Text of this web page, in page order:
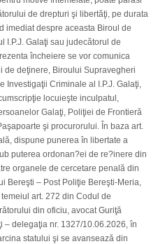
de drepturi şi libertăţi, pe durata
imediat despre aceasta Biroul de
I.P.J. Galaţi sau judecătorul de
încheiere se vor comunica
deţinere, Biroului Supravegheri
Investigaţii Criminale al I.P.J. Galaţi,
locuieşte inculpatul,
Galaţi, Poliţiei de Frontieră
şi procurorului. În baza art.
dispune punerea în libertate a
puterea ordonan?ei de re?inere din
organele de cercetare penală din
Bereşti – Post Poliţie Bereşti-Meria,
art. 272 din Codul de
din oficiu, avocat Guriţă
delegaţia nr. 1327/10.06.2026, în
statului şi se avansează din